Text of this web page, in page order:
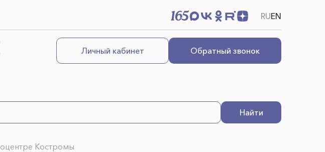
RUEN
Обратный звонок
Личный кабинет
Найти
Костромы